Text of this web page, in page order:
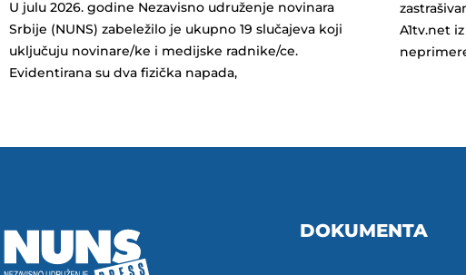
U julu 2026. godine Nezavisno udruženje novinara
Srbije (NUNS) zabeležilo je ukupno 19 slučajeva koji
uključuju novinare/ke i medijske radnike/ce.
Evidentirana su dva fizička napada,
A1tv.net
DOKUMENTA